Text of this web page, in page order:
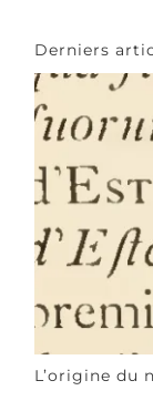
Derniers
L’origine du